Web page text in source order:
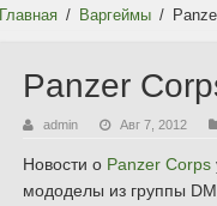
Главная / Варгеймы /
Panzer
admin Авг 7, 2012
Новости о Panzer Corps
мододелы из группы